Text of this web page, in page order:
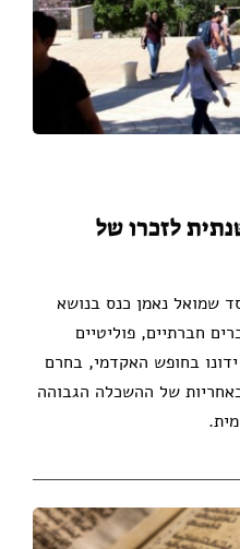
לזכרו של
2025 יקיים מוסד שמואל נאמן כנס בנושא
חברתיים, פוליטיים
בחופש האקדמי, בחרם
של ההשכלה הגבוהה